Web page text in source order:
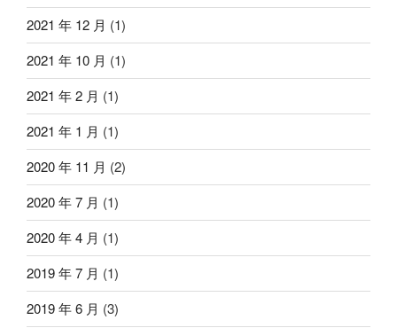
2021 年 12 月 (1)
2021 年 10 月 (1)
2021 年 2 月 (1)
2021 年 1 月 (1)
2020 年 11 月 (2)
2020 年 7 月 (1)
2020 年 4 月 (1)
2019 年 7 月 (1)
2019 年 6 月 (3)